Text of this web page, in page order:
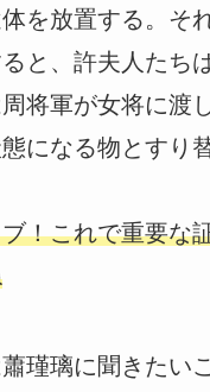
を放置する。そ
と、許夫人たち
将軍が女将に渡
になる物とすり
！これで重要な
瑾璃に聞きたい